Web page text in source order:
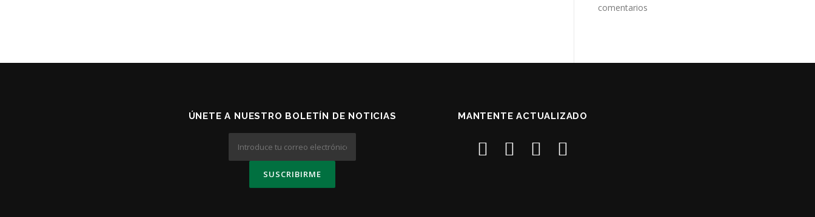
comentarios
ÚNETE A NUESTRO BOLETÍN DE NOTICIAS MANTENTE ACTUALIZADO